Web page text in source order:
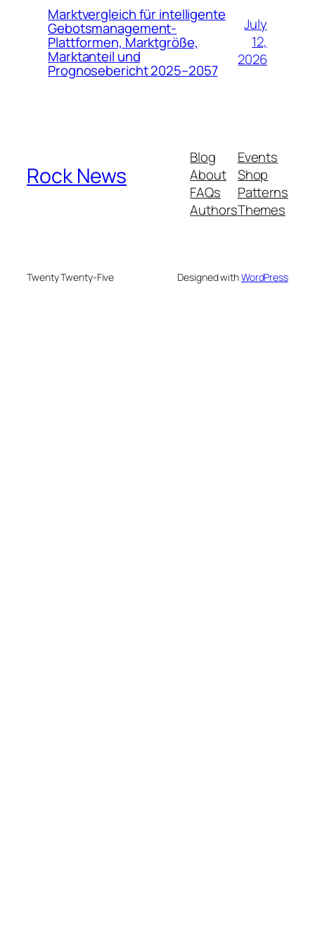
Marktvergleich für intelligente
Gebotsmanagement-
Plattformen, Marktgröße,
Marktanteil und
Prognosebericht 2025–2057
July
12,
2026
Rock News
Blog
About
FAQs
Authors
Events
Shop
Patterns
Themes
Twenty Twenty-Five Designed withWordPress